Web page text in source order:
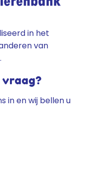
in het
van
vraag?
in en wij bellen u